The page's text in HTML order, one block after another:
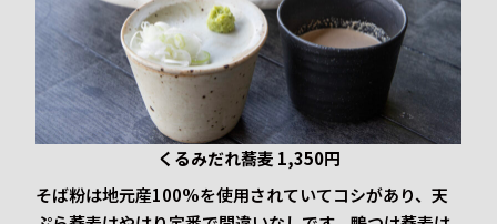
くるみだれ蕎麦 1,350円
そば粉は地元産100%を使用されていてコシがあり、天